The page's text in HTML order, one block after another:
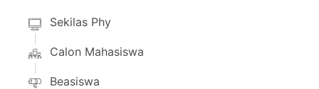
Sekilas Phy
Calon Mahasiswa
Beasiswa